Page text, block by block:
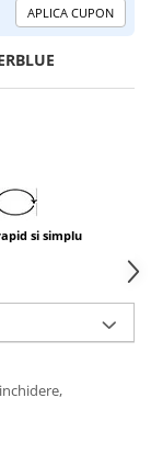
APLICA CUPON
si simplu